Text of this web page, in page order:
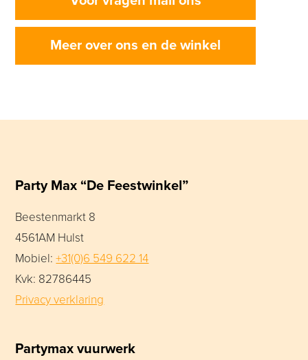
Meer over ons en de winkel
Party Max “De Feestwinkel”
Beestenmarkt 8
4561AM Hulst
Mobiel:+31(0)6 549 622 14
Kvk: 82786445
Privacy verklaring
Partymax vuurwerk